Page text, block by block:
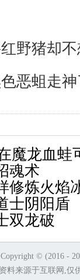
野猪却
恶蛆走
魔龙血蛙
魂术
修炼火焰
士阴阳盾
双龙破
Copyright © (2016 -
料来源于互联网,仅